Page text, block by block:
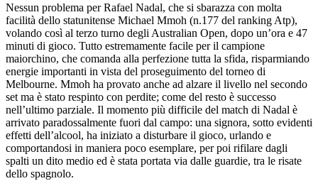
Nessun problema per Rafael Nadal, che si sbarazza con molta
facilità dello statunitense Michael Mmoh (n.177 del ranking Atp),
volando così al terzo turno degli Australian Open, dopo un’ora e 47
minuti di gioco. Tutto estremamente facile per il campione
maiorchino, che comanda alla perfezione tutta la sfida, risparmiando
energie importanti in vista del proseguimento del torneo di
Melbourne. Mmoh ha provato anche ad alzare il livello nel secondo
set ma è stato respinto con perdite; come del resto è successo
nell’ultimo parziale. Il momento più difficile del match di Nadal è
arrivato paradossalmente fuori dal campo: una signora, sotto evidenti
effetti dell’alcool, ha iniziato a disturbare il gioco, urlando e
comportandosi in maniera poco esemplare, per poi rifilare dagli
spalti un dito medio ed è stata portata via dalle guardie, tra le risate
dello spagnolo.